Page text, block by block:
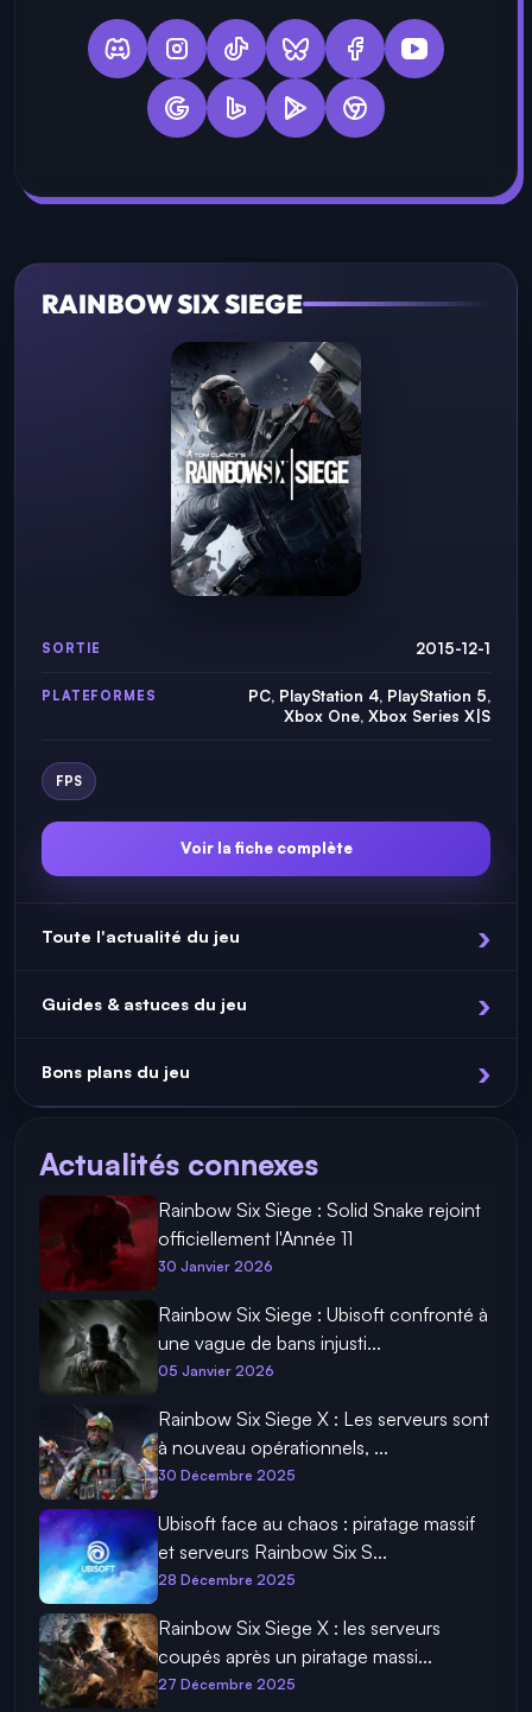
RAINBOW SIX SIEGE
SORTIE 2015-12-1
PLATEFORMES
PC, PlayStation 4, PlayStation 5,
Xbox One, Xbox Series X|S
FPS
Voir la fiche complète
Toute l'actualité du jeu
Guides & astuces du jeu
Bons plans du jeu
Actualités connexes
Rainbow Six Siege : Solid Snake rejoint
officiellement l'Année 11
30 Janvier 2026
Rainbow Six Siege : Ubisoft confronté à
une vague de bans injusti...
05 Janvier 2026
Rainbow Six Siege X : Les serveurs sont
à nouveau opérationnels, ...
30 Décembre 2025
Ubisoft face au chaos : piratage massif
et serveurs Rainbow Six S...
28 Décembre 2025
Rainbow Six Siege X : les serveurs
coupés après un piratage massi...
27 Décembre 2025